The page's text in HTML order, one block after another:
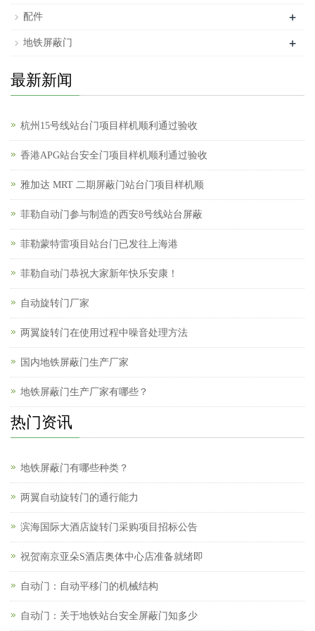
配件 +
地铁屏蔽门 +
最新新闻
杭州15号线站台门项目样机顺利通过验收
香港APG站台安全门项目样机顺利通过验收
雅加达 MRT 二期屏蔽门站台门项目样机顺
菲勒自动门参与制造的西安8号线站台屏蔽
菲勒蒙特雷项目站台门已发往上海港
菲勒自动门恭祝大家新年快乐安康！
自动旋转门厂家
两翼旋转门在使用过程中噪音处理方法
国内地铁屏蔽门生产厂家
地铁屏蔽门生产厂家有哪些？
热门资讯
地铁屏蔽门有哪些种类？
两翼自动旋转门的通行能力
滨海国际大酒店旋转门采购项目招标公告
祝贺南京亚朵S酒店奥体中心店准备就绪即
自动门：自动平移门的机械结构
自动门：关于地铁站台安全屏蔽门知多少